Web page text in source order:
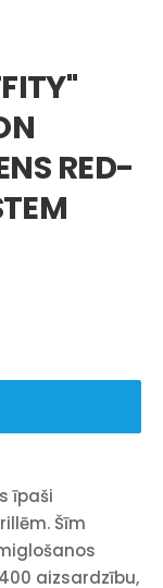
RED-
īpaši
Šīm
aizsardzību,